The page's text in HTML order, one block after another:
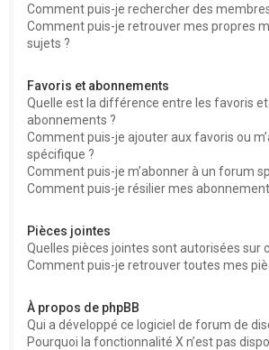
Comment puis-je rechercher des
Comment puis-je retrouver mes propres
sujets ?
Favoris et abonnements
Quelle est la différence entre les favoris et
abonnements ?
Comment puis-je ajouter aux favoris ou
spécifique ?
Comment puis-je m’abonner à un forum
Comment puis-je résilier mes
Pièces jointes
Quelles pièces jointes sont autorisées sur
Comment puis-je retrouver toutes mes
À propos de phpBB
Qui a développé ce logiciel de forum de
Pourquoi la fonctionnalité X n’est pas